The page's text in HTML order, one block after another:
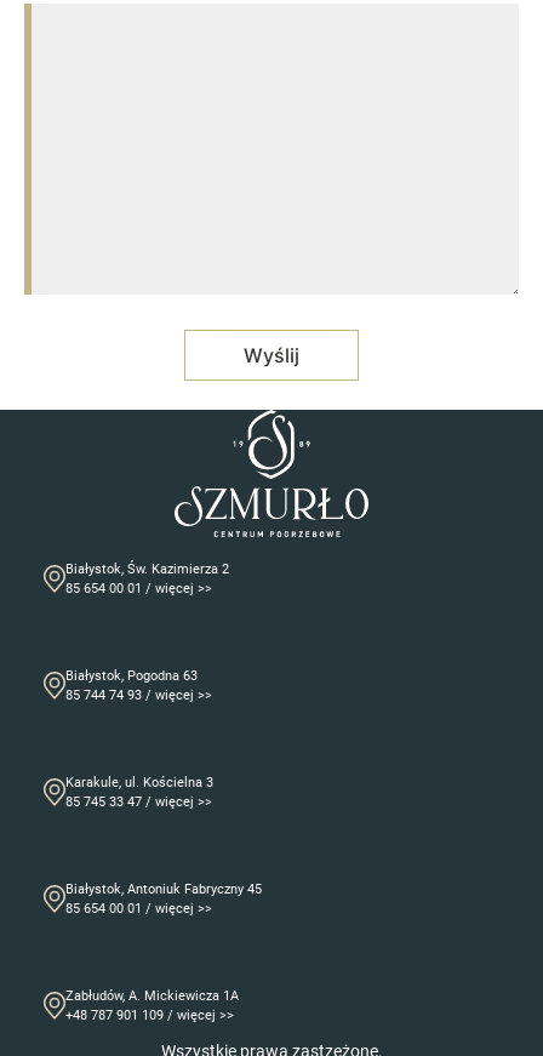
Białystok, Św. Kazimierza 2
85 654 00 01 / więcej >>
Białystok, Pogodna 63
85 744 74 93 / więcej >>
Karakule, ul. Kościelna 3
85 745 33 47 / więcej >>
Białystok, Antoniuk Fabryczny 45
85 654 00 01 / więcej >>
Zabłudów, A. Mickiewicza 1A
+48 787 901 109 / więcej >>
Wszystkie prawa zastzeżone.